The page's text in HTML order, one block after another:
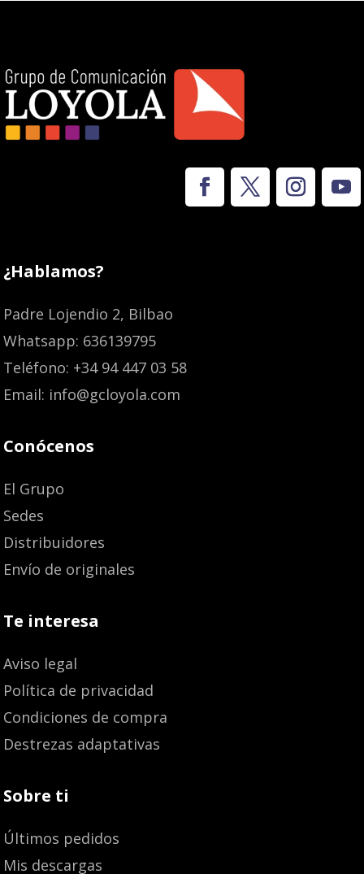
¿Hablamos?
Padre Lojendio 2, Bilbao
Whatsapp: 636139795
Teléfono: +34 94 447 03 58
Email: info@gcloyola.com
Conócenos
El Grupo
Sedes
Distribuidores
Envío de originales
Te interesa
Aviso legal
Política de privacidad
Condiciones de compra
Destrezas adaptativas
Sobre ti
Últimos pedidos
Mis descargas